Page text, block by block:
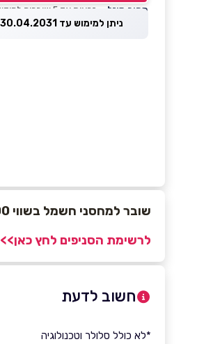
מחיר מוזל — זכאות עד 5 שוברים לחודש קלנדרי
ניתן למימוש עד 30.04.2031
שובר למחסני חשמל בשווי ₪100
לרשימת הסניפים לחץ כאן>>
חשוב לדעת
*לא כולל סלולר וטכנולוגיה